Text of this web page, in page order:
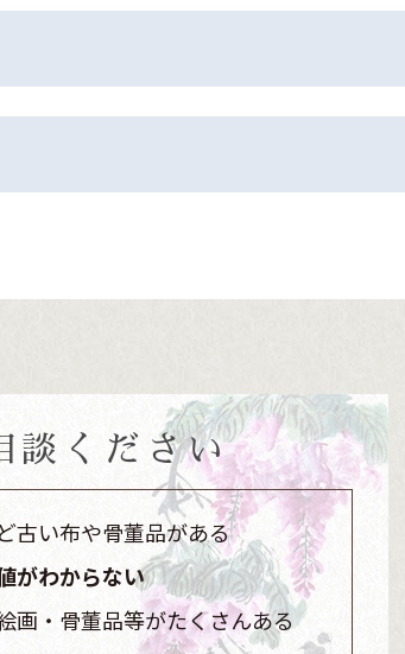
談ください
古い布や骨董品がある
がわからない
画・骨董品等がたくさんある